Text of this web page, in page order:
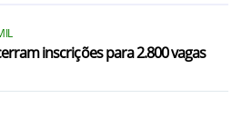
inscrições para 2.800 vagas